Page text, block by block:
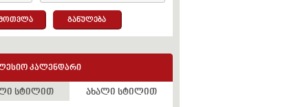
განულება
კალენდარი
სტილით ახალი სტილით